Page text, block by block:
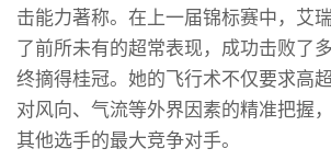
击能力著称。在上一届锦标赛中，艾
了前所未有的超常表现，成功击败了
终摘得桂冠。她的飞行术不仅要求高
对风向、气流等外界因素的精准把握
其他选手的最大竞争对手。